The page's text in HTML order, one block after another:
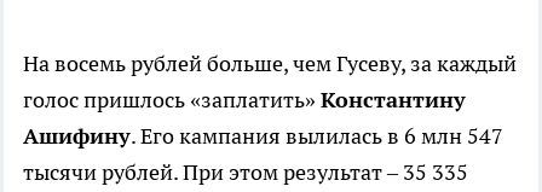
На восемь рублей больше, чем Гусеву, за каждый
голос пришлось «заплатить» Константину
Ашифину. Его кампания вылилась в 6 млн 547
тысячи рублей. При этом результат – 35 335